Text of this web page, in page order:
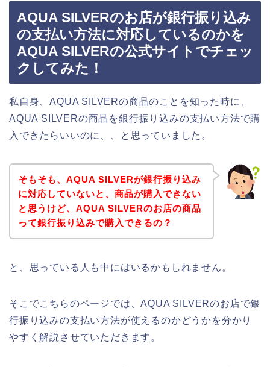
AQUA SILVERのお店が銀行振り込み
の支払い方法に対応しているのかを
AQUA SILVERの公式サイトでチェッ
クしてみた！
私自身、AQUA SILVERの商品のことを知った時に、
AQUA SILVERの商品を銀行振り込みの支払い方法で購
入できたらいいのに、、と思っていました。
そもそも、AQUA SILVERが銀行振り込み
に対応していないと、商品が購入できない
と思うけど、AQUA SILVERのお店の商品
って銀行振り込みで購入できるの？
と、思っている人も中にはいるかもしれません。
そこでこちらのページでは、AQUA SILVERのお店で銀
行振り込みの支払い方法が使えるのかどうかを分かり
やすく解説させていただきます。